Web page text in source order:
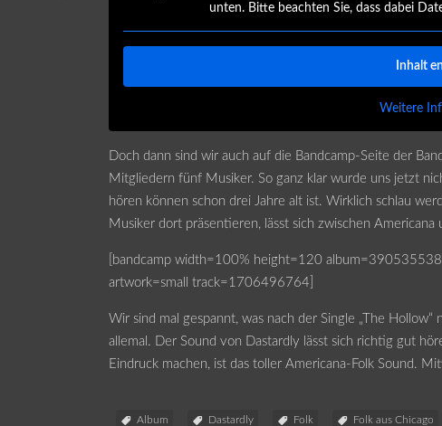
unten. Bitte beachten Sie, dass dabei
Inhalt
Weitere
Doch dann sind wir auch auf die Bandcamp-Seite der
Mitgliedern fünf Musiker. So ganz klar wurde uns jetzt
hören können schon drei Jahre alt ist. Wirklich schlau
Musiker dort präsentieren, lässt sich zwischen Americana
[bandcamp width=100% height=120
artwork=small track=1706496764]
Wir sind mal gespannt, was nach der Single „The
allemal. Der Sound von Dastardly lässt sich richtig gut
Eindruck machen, ist das toller Americana-Folk Sound.
Album Dastardly Folk Folk aus Chicago